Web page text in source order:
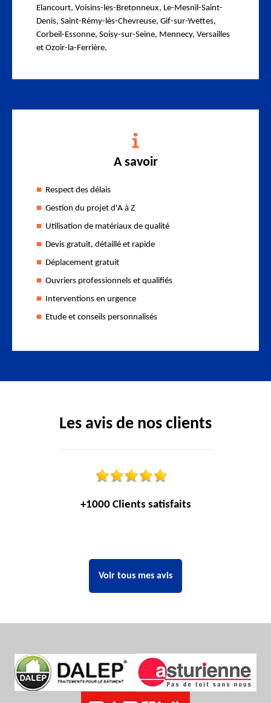
Elancourt, Voisins-les-Bretonneux, Le-Mesnil-Saint-
Denis, Saint-Rémy-lès-Chevreuse, Gif-sur-Yvettes,
Corbeil-Essonne, Soisy-sur-Seine, Mennecy, Versailles
et Ozoir-la-Ferrière.
A savoir
Respect des délais
Gestion du projet d'A à Z
Utilisation de matériaux de qualité
Devis gratuit, détaillé et rapide
Déplacement gratuit
Ouvriers professionnels et qualifiés
Interventions en urgence
Etude et conseils personnalisés
Les avis de nos clients
+1000 Clients satisfaits
Voir tous mes avis